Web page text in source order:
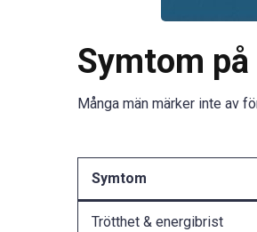
Symtom
Många män märker inte av
Symtom
Trötthet & energibrist